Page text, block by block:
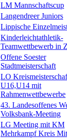
LM Mannschaftscup
Langendreer Juniors
Lippische
Kinderleichtathletik-
Teamwettbewerb in
Offene Soester
Stadtmeisterschaft
LO
U16,U14 mit
Rahmenwettbewerbe
43. Landesoffenes
Volksbank-Meeting
LG Meeting mit KM
Mehrkampf Kreis